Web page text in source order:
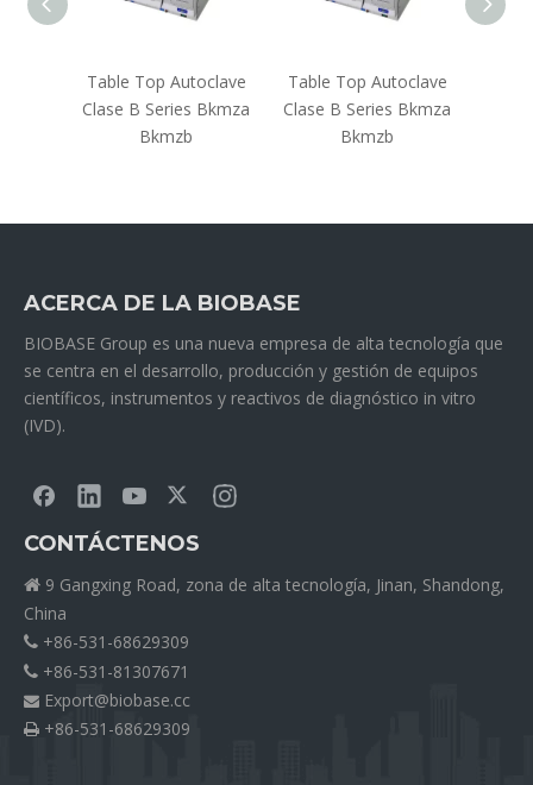
Table Top Autoclave
Clase B Series Bkmza
Bkmzb
Table Top Autoclave
Clase B Series Bkmza
Bkmzb
ACERCA DE LA BIOBASE
BIOBASE Group es una nueva empresa de alta tecnología que
se centra en el desarrollo, producción y gestión de equipos
científicos, instrumentos y reactivos de diagnóstico in vitro
(IVD).
CONTÁCTENOS
 9 Gangxing Road, zona de alta tecnología, Jinan, Shandong,
China
 +86-531-68629309
 +86-531-81307671
 Export@biobase.cc
 +86-531-68629309